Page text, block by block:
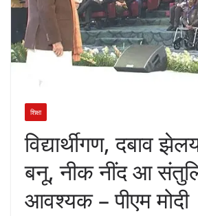
शिक्षा
विद्यार्थीगण, दबाव
बनू, नीक नींद आ
आवश्यक – पीएम मोदी